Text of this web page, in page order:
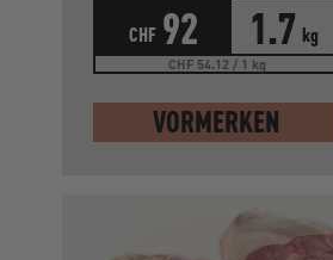
CHF 92 1.7 kg
CHF 54.12 / 1 kg
VORMERKEN